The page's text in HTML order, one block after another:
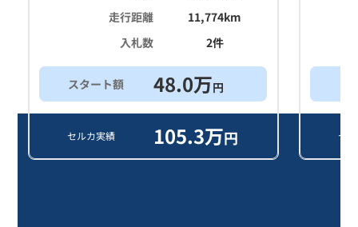
走行距離
11,774km
入札数
2件
スタート額 48.0万円
セルカ実績 105.3万円 セ